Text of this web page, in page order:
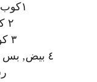
١كوب حليب سائل
٢ كوب سكر
٣ كوب طحين
٤ بيض, بس انا عملت ٥ بيضات